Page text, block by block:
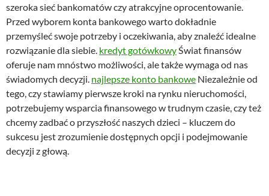
szeroka sieć bankomatów czy atrakcyjne oprocentowanie.
Przed wyborem konta bankowego warto dokładnie
przemyśleć swoje potrzeby i oczekiwania, aby znaleźć idealne
rozwiązanie dla siebie. kredyt gotówkowy Świat finansów
oferuje nam mnóstwo możliwości, ale także wymaga od nas
świadomych decyzji. najlepsze konto bankowe Niezależnie od
tego, czy stawiamy pierwsze kroki na rynku nieruchomości,
potrzebujemy wsparcia finansowego w trudnym czasie, czy też
chcemy zadbać o przyszłość naszych dzieci – kluczem do
sukcesu jest zrozumienie dostępnych opcji i podejmowanie
decyzji z głową.